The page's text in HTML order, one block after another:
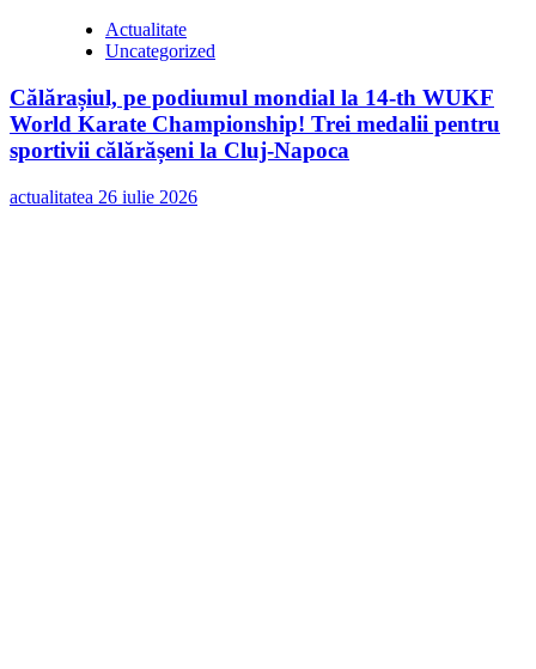
Actualitate
Uncategorized
Călărașiul, pe podiumul mondial la 14-th WUKF
World Karate Championship! Trei medalii pentru
sportivii călărășeni la Cluj-Napoca
actualitatea 26 iulie 2026